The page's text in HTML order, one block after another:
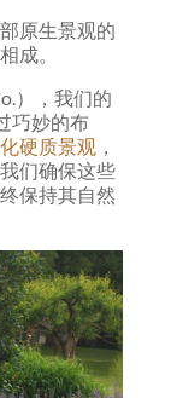
原生景观的
成。
），我们的
巧妙的布
硬质景观，
们确保这些
保持其自然